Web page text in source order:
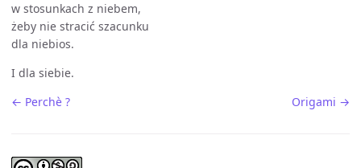
w stosunkach z niebem,
żeby nie stracić szacunku
dla niebios.
I dla siebie.
← Perchè ?
Origami →